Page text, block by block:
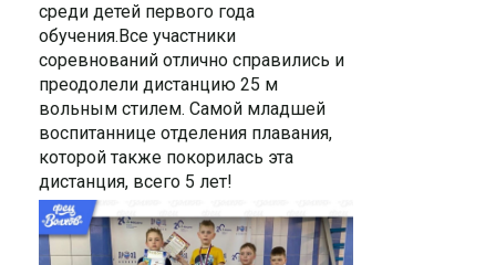
среди детей первого года
обучения.Все участники
соревнований отлично справились и
преодолели дистанцию 25 м
вольным стилем. Самой младшей
воспитаннице отделения плавания,
которой также покорилась эта
дистанция, всего 5 лет!